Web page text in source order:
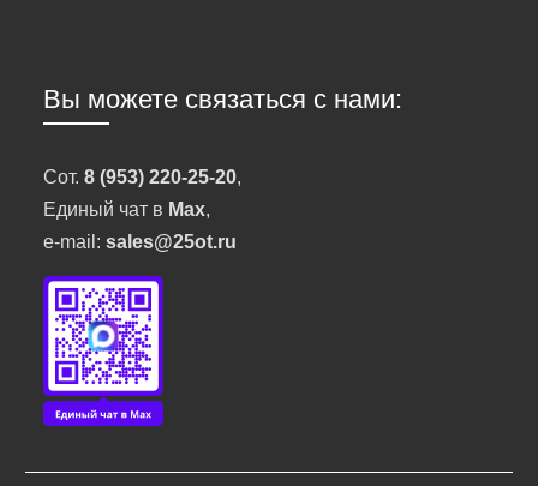
Вы можете связаться с нами:
Сот.8 (953) 220-25-20,
Единый чат в Max,
e-mail:sales@25ot.ru